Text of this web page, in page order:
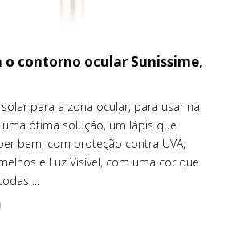
o contorno ocular Sunissime,
para a zona ocular, para usar na
uma ótima solução, um lápis que
bem, com proteção contra UVA,
e Luz Visível, com uma cor que
...